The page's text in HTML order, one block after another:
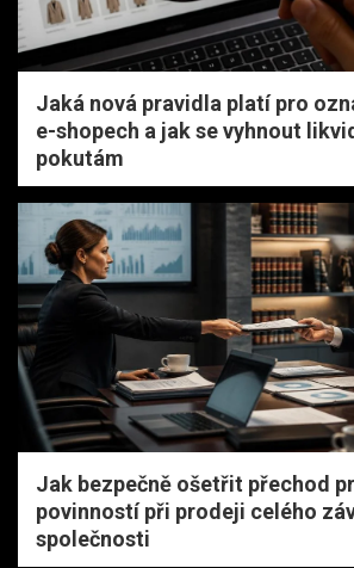
Jaká nová pravidla platí pro
e-shopech a jak se vyhnout
pokutám
Jak bezpečně ošetřit přechod
povinností při prodeji celého
společnosti